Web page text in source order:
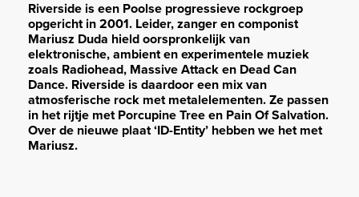
Riverside is een Poolse progressieve rockgroep
opgericht in 2001. Leider, zanger en componist
Mariusz Duda hield oorspronkelijk van
elektronische, ambient en experimentele muziek
zoals Radiohead, Massive Attack en Dead Can
Dance. Riverside is daardoor een mix van
atmosferische rock met metalelementen. Ze passen
in het rijtje met Porcupine Tree en Pain Of Salvation.
Over de nieuwe plaat ‘ID-Entity’ hebben we het met
Mariusz.